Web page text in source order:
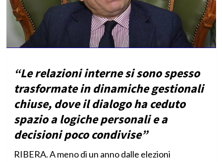
“Le relazioni interne si sono spesso
trasformate in dinamiche gestionali
chiuse, dove il dialogo ha ceduto
spazio a logiche personali e a
decisioni poco condivise”
RIBERA. A meno di un anno dalle elezioni